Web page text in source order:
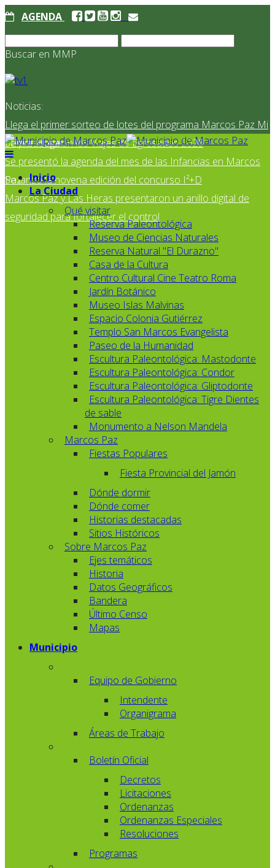
AGENDA
Buscar en MMP
Noticias:
Llega el primer sorteo de lotes del programa Marcos Paz Mi
Primer Hogar
Se presentaron los Viajes de Egresados 2026
Se presentó la agenda del mes de las Infancias en Marcos
Paz
Se lanzó la novena edición del concurso I²+D
Marcos Paz y Las Heras presentaron un anillo digital de
seguridad para fortalecer el control
Inicio
La Ciudad
Qué visitar
Reserva Paleontológica
Museo de Ciencias Naturales
Reserva Natural "El Durazno"
Casa de la Cultura
Centro Cultural Cine Teatro Roma
Jardín Botánico
Museo Islas Malvinas
Espacio Colonia Gutiérrez
Templo San Marcos Evangelista
Paseo de la Humanidad
Escultura Paleontológica: Mastodonte
Escultura Paleontológica: Condor
Escultura Paleontológica: Gliptodonte
Escultura Paleontológica: Tigre Dientes
de sable
Monumento a Nelson Mandela
Marcos Paz
Fiestas Populares
Fiesta Provincial del Jamón
Dónde dormir
Dónde comer
Historias destacadas
Sitios Históricos
Sobre Marcos Paz
Ejes temáticos
Historia
Datos Geográficos
Bandera
Último Censo
Mapas
Municipio
Equipo de Gobierno
Intendente
Organigrama
Áreas de Trabajo
Boletín Oficial
Decretos
Licitaciones
Ordenanzas
Ordenanzas Especiales
Resoluciones
Programas